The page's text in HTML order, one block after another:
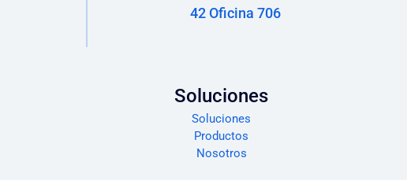
42 Oficina 706
Soluciones
Soluciones
Productos
Nosotros